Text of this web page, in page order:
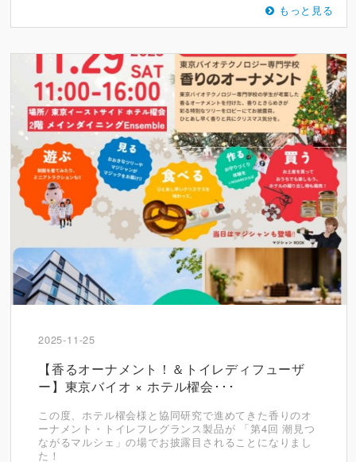
もっと見る
2025-11-25
【香るオーナメント！＆トイレディフューザ
ー】東京バイオ × ホテル櫂会･･･
この度、ホテル櫂会様と協同研究で進めてきた香りのオ
ーナメント・トイレフレグランス製品が 「第4回 潮見つ
ながるマルシェ」の場でお披露目されることになりまし
た！